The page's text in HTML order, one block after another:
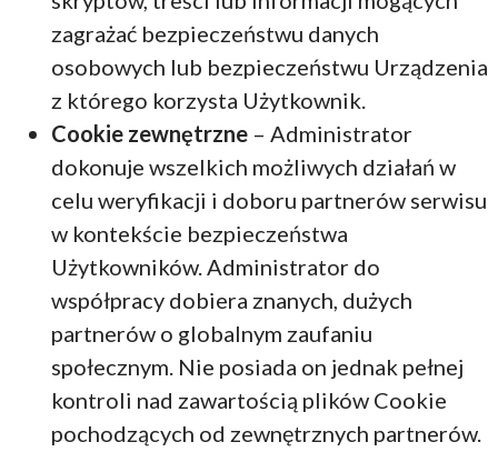
zagrażać bezpieczeństwu danych
osobowych lub bezpieczeństwu Urządzenia
z którego korzysta Użytkownik.
Cookie zewnętrzne – Administrator
dokonuje wszelkich możliwych działań w
celu weryfikacji i doboru partnerów serwisu
w kontekście bezpieczeństwa
Użytkowników. Administrator do
współpracy dobiera znanych, dużych
partnerów o globalnym zaufaniu
społecznym. Nie posiada on jednak pełnej
kontroli nad zawartością plików Cookie
pochodzących od zewnętrznych partnerów.